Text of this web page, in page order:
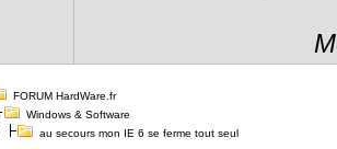
FORUM HardWare.fr
Windows & Software
au secours mon IE 6 se ferme tout seul